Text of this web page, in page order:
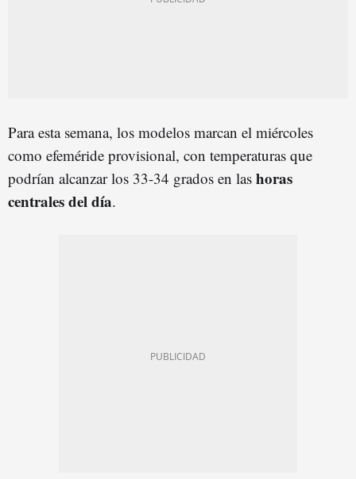
Para esta semana, los modelos marcan el miércoles
como efeméride provisional, con temperaturas que
podrían alcanzar los 33-34 grados en las horas
centrales del día.